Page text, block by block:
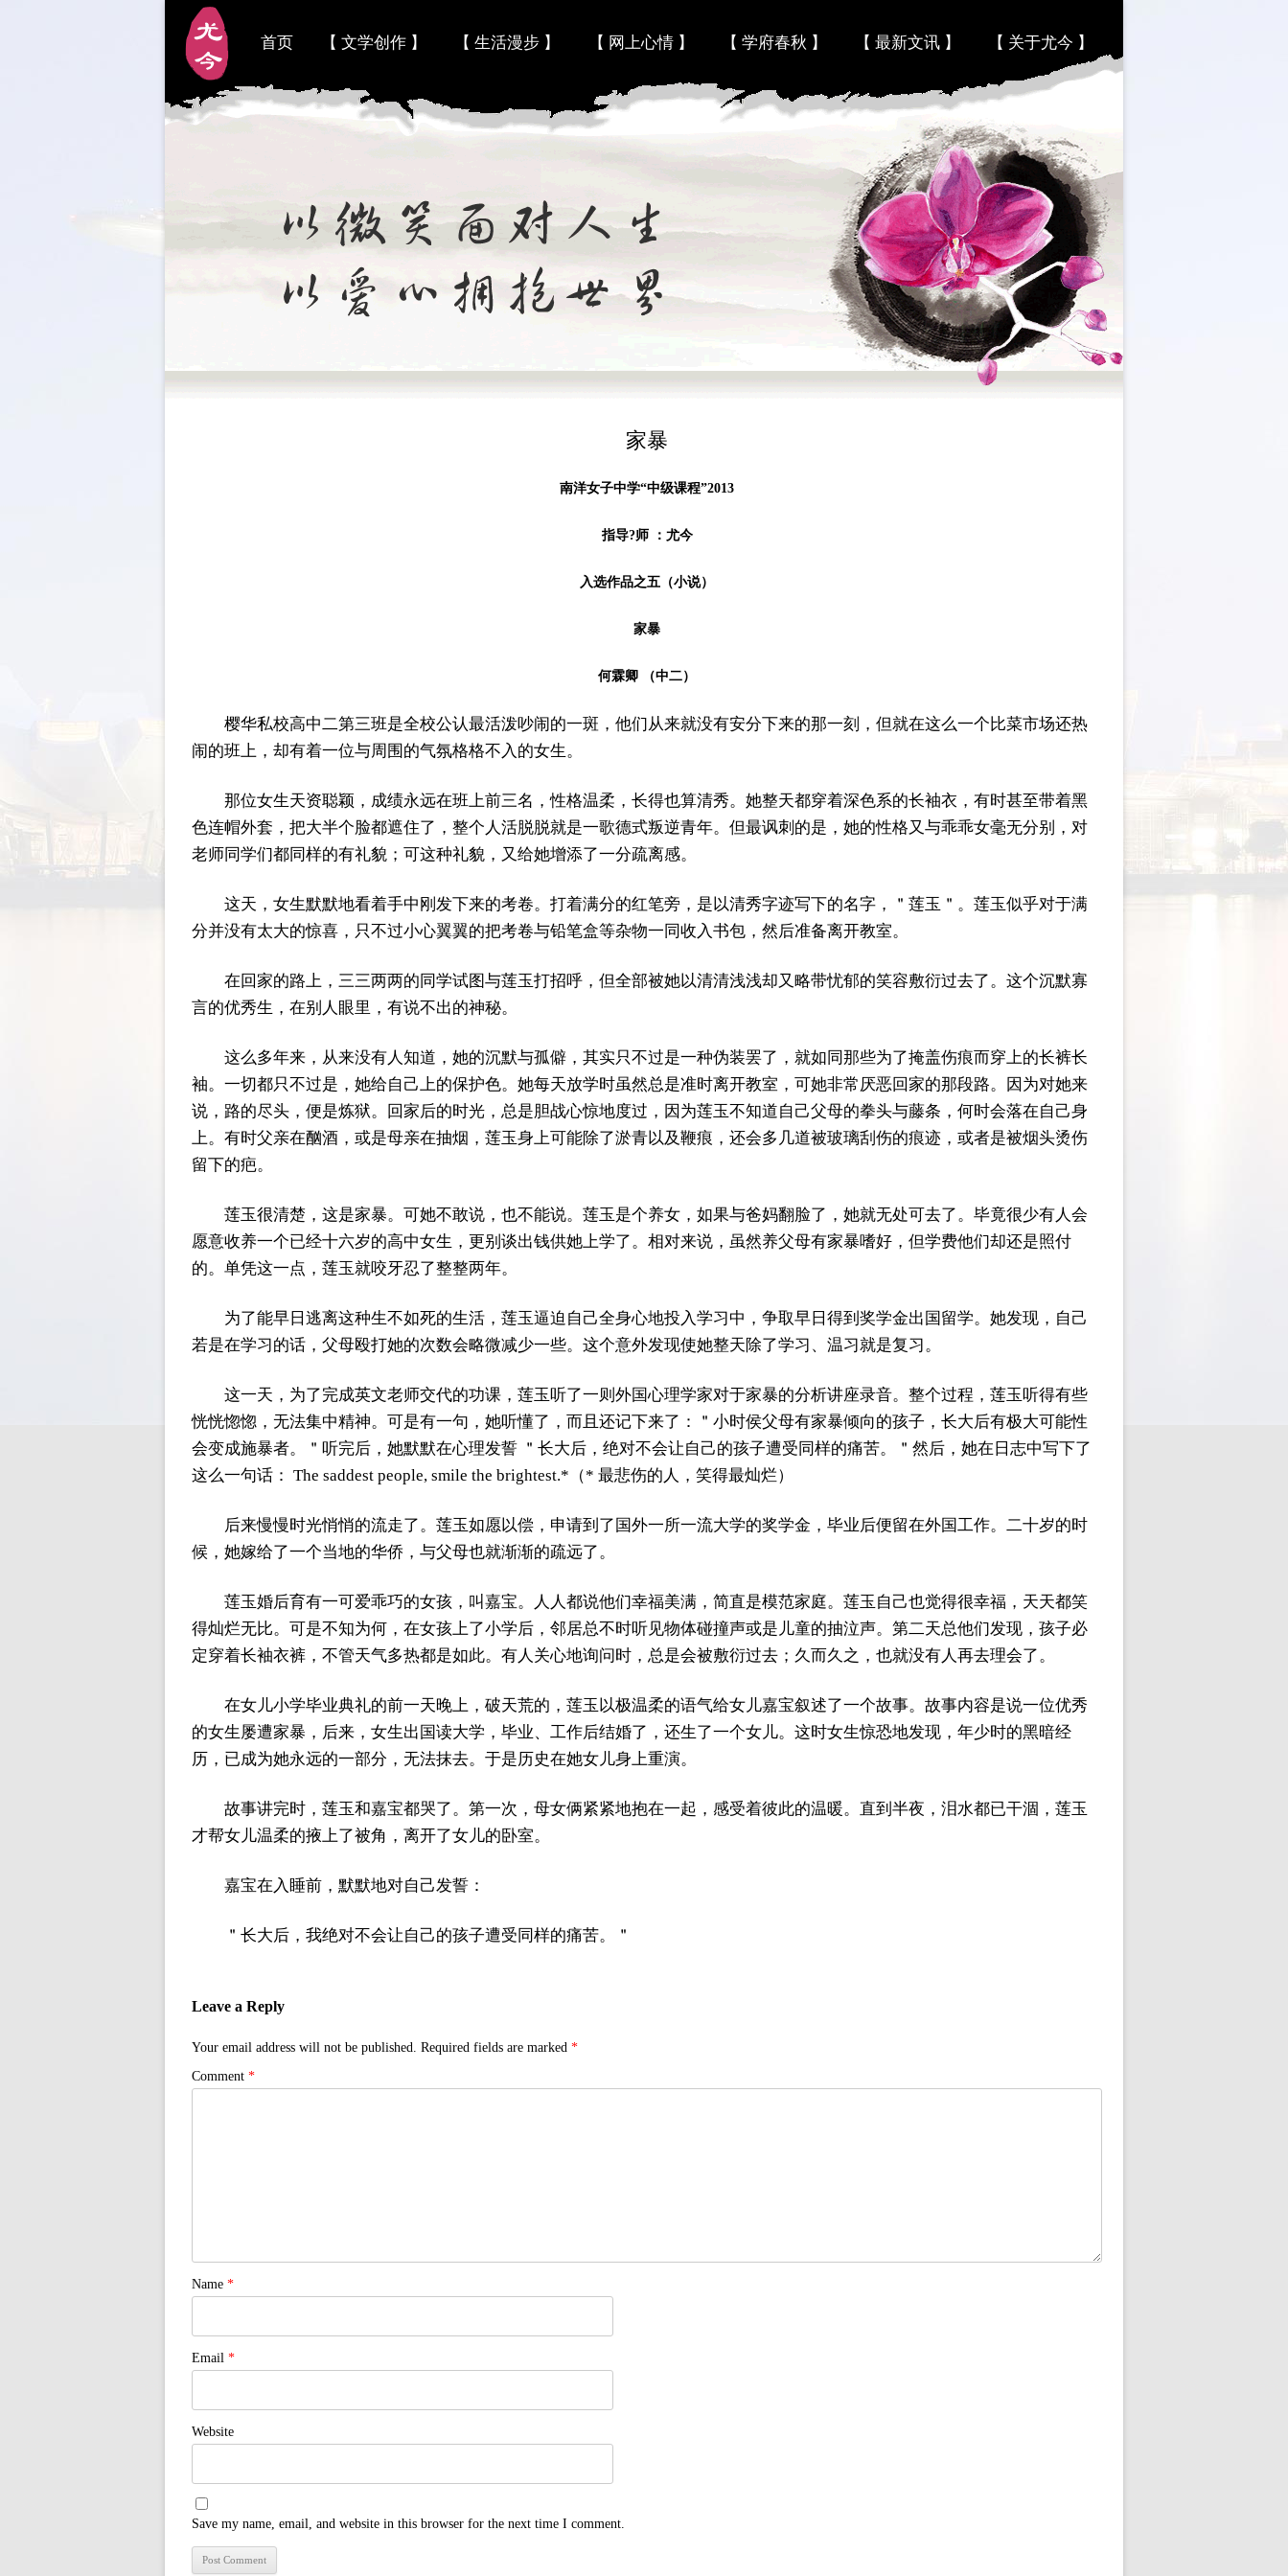
首页 【 文学创作 】 【 生活漫步 】 【 网上心情 】 【 学府春秋 】 【 最新文讯 】 【 关于尤今 】
家暴
南洋女子中学“中级课程”2013
指导?师 ：尤今
入选作品之五（小说）
家暴
何霖卿 （中二）
樱华私校高中二第三班是全校公认最活泼吵闹的一斑，他们从来就没有安分下来的那一刻，但就在这么一个比菜市场还热
闹的班上，却有着一位与周围的气氛格格不入的女生。
那位女生天资聪颖，成绩永远在班上前三名，性格温柔，长得也算清秀。她整天都穿着深色系的长袖衣，有时甚至带着黑
色连帽外套，把大半个脸都遮住了，整个人活脱脱就是一歌德式叛逆青年。但最讽刺的是，她的性格又与乖乖女毫无分别，对
老师同学们都同样的有礼貌；可这种礼貌，又给她增添了一分疏离感。
这天，女生默默地看着手中刚发下来的考卷。打着满分的红笔旁，是以清秀字迹写下的名字，＂莲玉＂。莲玉似乎对于满
分并没有太大的惊喜，只不过小心翼翼的把考卷与铅笔盒等杂物一同收入书包，然后准备离开教室。
在回家的路上，三三两两的同学试图与莲玉打招呼，但全部被她以清清浅浅却又略带忧郁的笑容敷衍过去了。这个沉默寡
言的优秀生，在别人眼里，有说不出的神秘。
这么多年来，从来没有人知道，她的沉默与孤僻，其实只不过是一种伪装罢了，就如同那些为了掩盖伤痕而穿上的长裤长
袖。一切都只不过是，她给自己上的保护色。她每天放学时虽然总是准时离开教室，可她非常厌恶回家的那段路。因为对她来
说，路的尽头，便是炼狱。回家后的时光，总是胆战心惊地度过，因为莲玉不知道自己父母的拳头与藤条，何时会落在自己身
上。有时父亲在酗酒，或是母亲在抽烟，莲玉身上可能除了淤青以及鞭痕，还会多几道被玻璃刮伤的痕迹，或者是被烟头烫伤
留下的疤。
莲玉很清楚，这是家暴。可她不敢说，也不能说。莲玉是个养女，如果与爸妈翻脸了，她就无处可去了。毕竟很少有人会
愿意收养一个已经十六岁的高中女生，更别谈出钱供她上学了。相对来说，虽然养父母有家暴嗜好，但学费他们却还是照付
的。单凭这一点，莲玉就咬牙忍了整整两年。
为了能早日逃离这种生不如死的生活，莲玉逼迫自己全身心地投入学习中，争取早日得到奖学金出国留学。她发现，自己
若是在学习的话，父母殴打她的次数会略微减少一些。这个意外发现使她整天除了学习、温习就是复习。
这一天，为了完成英文老师交代的功课，莲玉听了一则外国心理学家对于家暴的分析讲座录音。整个过程，莲玉听得有些
恍恍惚惚，无法集中精神。可是有一句，她听懂了，而且还记下来了：＂小时侯父母有家暴倾向的孩子，长大后有极大可能性
会变成施暴者。＂听完后，她默默在心理发誓 ＂长大后，绝对不会让自己的孩子遭受同样的痛苦。＂然后，她在日志中写下了
这么一句话： The saddest people, smile the brightest.*（* 最悲伤的人，笑得最灿烂）
后来慢慢时光悄悄的流走了。莲玉如愿以偿，申请到了国外一所一流大学的奖学金，毕业后便留在外国工作。二十岁的时
候，她嫁给了一个当地的华侨，与父母也就渐渐的疏远了。
莲玉婚后育有一可爱乖巧的女孩，叫嘉宝。人人都说他们幸福美满，简直是模范家庭。莲玉自己也觉得很幸福，天天都笑
得灿烂无比。可是不知为何，在女孩上了小学后，邻居总不时听见物体碰撞声或是儿童的抽泣声。第二天总他们发现，孩子必
定穿着长袖衣裤，不管天气多热都是如此。有人关心地询问时，总是会被敷衍过去；久而久之，也就没有人再去理会了。
在女儿小学毕业典礼的前一天晚上，破天荒的，莲玉以极温柔的语气给女儿嘉宝叙述了一个故事。故事内容是说一位优秀
的女生屡遭家暴，后来，女生出国读大学，毕业、工作后结婚了，还生了一个女儿。这时女生惊恐地发现，年少时的黑暗经
历，已成为她永远的一部分，无法抹去。于是历史在她女儿身上重演。
故事讲完时，莲玉和嘉宝都哭了。第一次，母女俩紧紧地抱在一起，感受着彼此的温暖。直到半夜，泪水都已干涸，莲玉
才帮女儿温柔的掖上了被角，离开了女儿的卧室。
嘉宝在入睡前，默默地对自己发誓：
＂长大后，我绝对不会让自己的孩子遭受同样的痛苦。＂
Leave a Reply
Your email address will not be published. Required fields are marked *
Comment *
Name *
Email *
Website
Save my name, email, and website in this browser for the next time I comment.